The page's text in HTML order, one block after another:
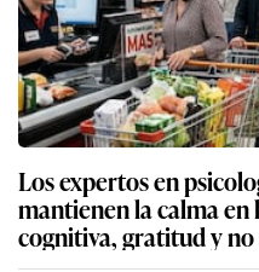
Los expertos en
mantienen la calma
cognitiva, gratitud y